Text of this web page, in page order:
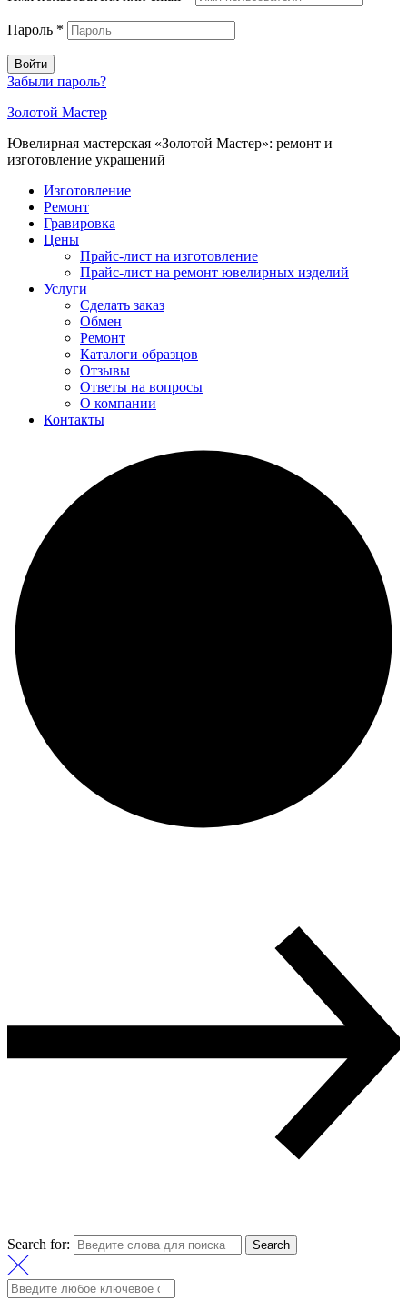
Пароль *
Войти
Забыли пароль?
Золотой Мастер
Ювелирная мастерская «Золотой Мастер»: ремонт и
изготовление украшений
Изготовление
Ремонт
Гравировка
Цены
Прайс-лист на изготовление
Прайс-лист на ремонт ювелирных изделий
Услуги
Сделать заказ
Обмен
Ремонт
Каталоги образцов
Отзывы
Ответы на вопросы
О компании
Контакты
Search for: Search